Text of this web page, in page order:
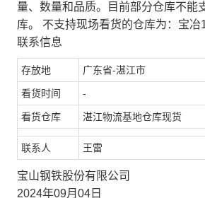
量、数量和品质。目前部分仓库不能
库。 不支持现场看货的仓库为：宝
联系信息
存放地 广东省-湛江市
看货时间 -
看货仓库 湛江物流基地仓库现货
联系人 王雷
宝山钢铁股份有限公司
2024年09月04日